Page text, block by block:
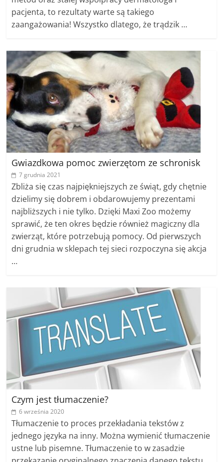
pacjenta, to rezultaty warte są takiego
zaangażowania! Wszystko dlatego, że trądzik …
Gwiazdkowa pomoc zwierzętom ze schronisk
7 grudnia 2021
Zbliża się czas najpiękniejszych ze świąt, gdy chętnie
dzielimy się dobrem i obdarowujemy prezentami
najbliższych i nie tylko. Dzięki Maxi Zoo możemy
sprawić, że ten okres będzie również magiczny dla
zwierząt, które potrzebują pomocy. Od pierwszych
dni grudnia w sklepach tej sieci rozpoczyna się akcja
…
Czym jest tłumaczenie?
6 września 2020
Tłumaczenie to proces przekładania tekstów z
jednego języka na inny. Można wymienić tłumaczenie
ustne lub pisemne. Tłumaczenie to w zasadzie